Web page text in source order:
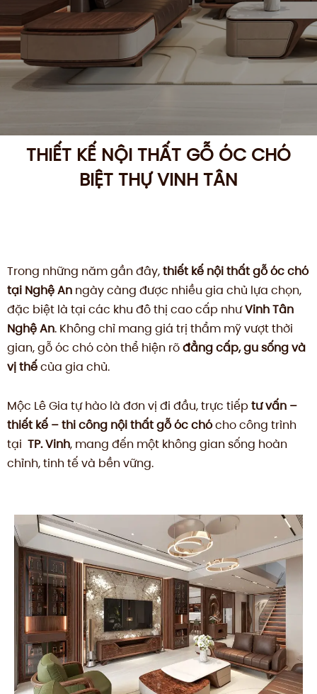
THIẾT KẾ NỘI THẤT GỖ ÓC CHÓ
BIỆT THỰ VINH TÂN
Trong những năm gần đây,thiết kế nội thất gỗ óc chó
tại Nghệ An ngày càng được nhiều gia chủ lựa chọn,
đặc biệt là tại các khu đô thị cao cấp nhưVinh Tân
Nghệ An. Không chỉ mang giá trị thẩm mỹ vượt thời
gian, gỗ óc chó còn thể hiện rõđẳng cấp, gu sống và
vị thếcủa gia chủ.
Mộc Lê Gia tự hào là đơn vị đi đầu, trực tiếptư vấn –
thiết kế – thi công nội thất gỗ óc chócho công trình
tại TP. Vinh, mang đến một không gian sống hoàn
chỉnh, tinh tế và bền vững.